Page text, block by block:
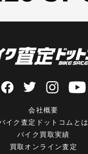
会社概要
イク査定ドットコムとは
バイク買取実績
買取オンライン査定